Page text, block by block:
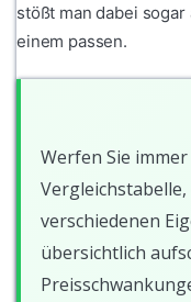
stößt man dabei
einem passen.
Werfen Sie
verschiedenen
übersichtlich